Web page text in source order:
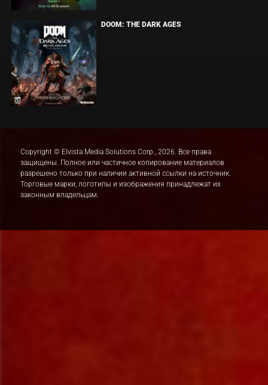
DOOM: THE DARK AGES
Copyright © Elvista Media Solutions Corp., 2026. Все права
защищены. Полное или частичное копирование материалов
разрешено только при наличии активной ссылки на источник.
Торговые марки, логотипы и изображения принадлежат их
законным владельцам.